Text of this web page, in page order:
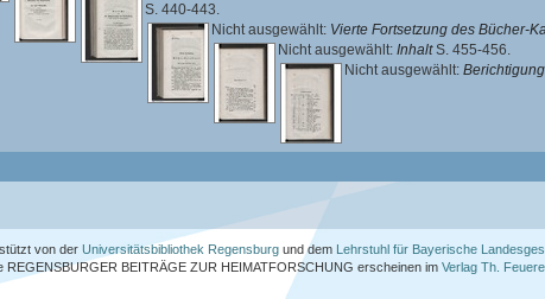
S. 440-443.
Nicht ausgewählt: Vierte Fortsetzung des Bücher-
Nicht ausgewählt: InhaltS. 455-456.
Nicht ausgewählt:
von der Universitätsbibliothek Regensburg und dem Lehrstuhl für Bayerische
REGENSBURGER BEITRÄGE ZUR HEIMATFORSCHUNG erscheinen im Verlag Th.